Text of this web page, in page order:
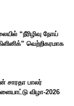
“நீரிழிவு நோய்
வெற்றிகரமாக
சாரதா பாலர்
விழா-2026